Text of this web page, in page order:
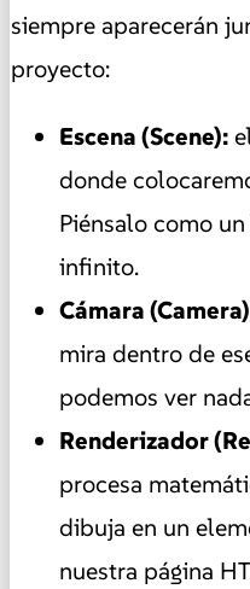
siempre aparecerán
proyecto:
Escena (Scene):
donde
Piénsalo como
infinito.
Cámara
mira dentro de
podemos ver
Renderizador
procesa
dibuja en un
nuestra página